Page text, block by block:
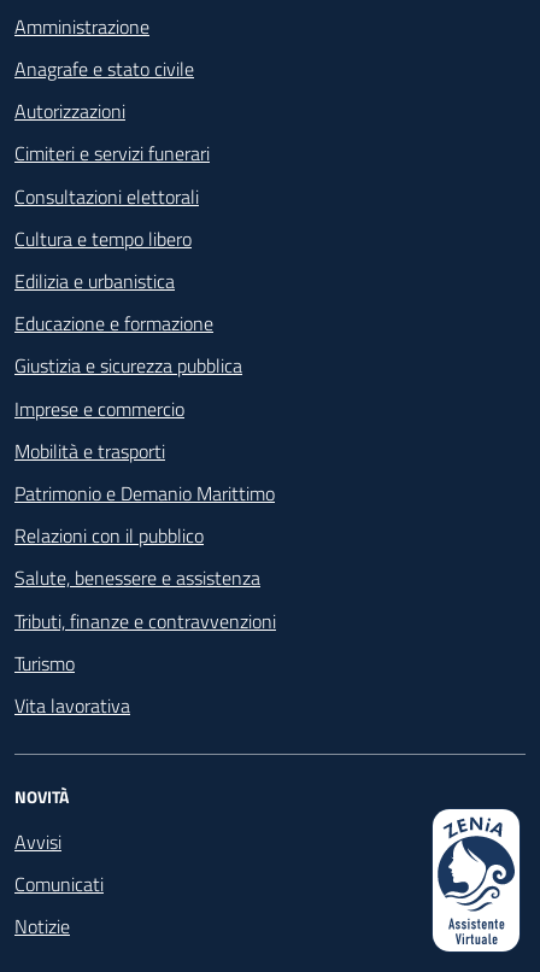
Amministrazione
Anagrafe e stato civile
Autorizzazioni
Cimiteri e servizi funerari
Consultazioni elettorali
Cultura e tempo libero
Edilizia e urbanistica
Educazione e formazione
Giustizia e sicurezza pubblica
Imprese e commercio
Mobilità e trasporti
Patrimonio e Demanio Marittimo
Relazioni con il pubblico
Salute, benessere e assistenza
Tributi, finanze e contravvenzioni
Turismo
Vita lavorativa
NOVITÀ
Avvisi
Comunicati
Notizie